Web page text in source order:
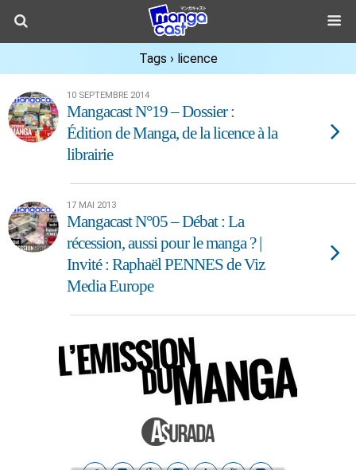
Tags › licence
10 SEPTEMBRE 2014
Mangacast N°19 – Dossier :
Édition de Manga, de la licence à la
librairie
17 MAI 2013
Mangacast N°05 – Débat : La
récession, aussi pour le manga ? |
Invité : Raphaël PENNES de Viz
Media Europe